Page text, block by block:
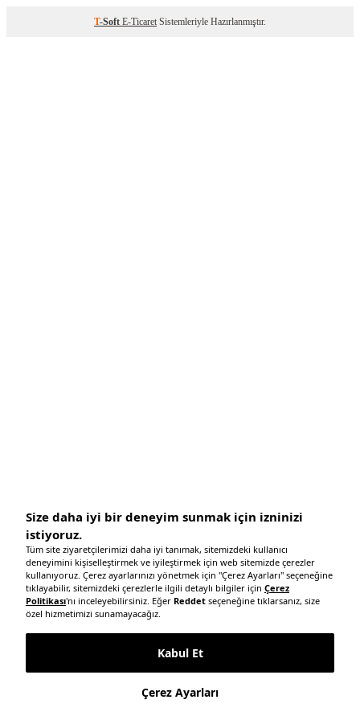
T-Soft E-Ticaret Sistemleriyle Hazırlanmıştır.